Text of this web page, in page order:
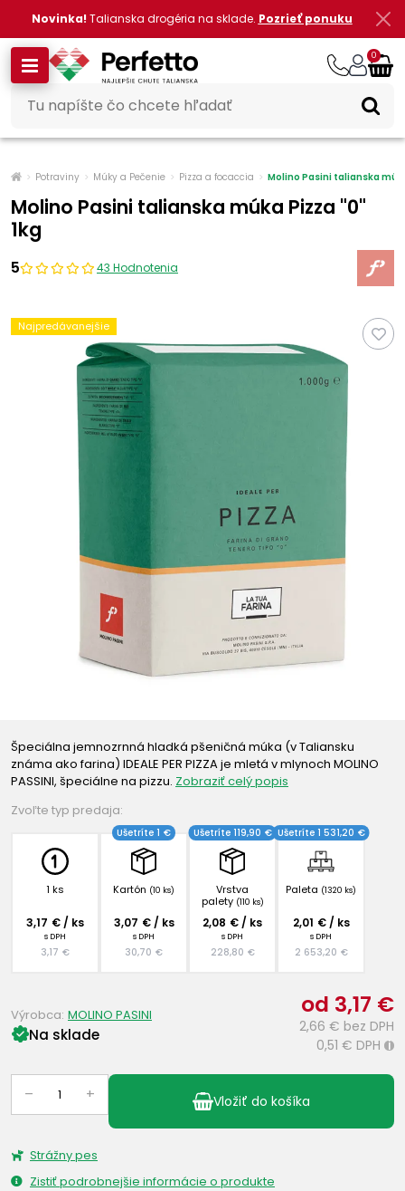
Novinka! Talianska drogéria na sklade. Pozrieť ponuku
0
Potraviny Múky a Pečenie Pizza a focaccia Molino Pasini talianska
Molino Pasini talianska múka Pizza "0"
1kg
5 43 Hodnotenia
Najpredávanejšie
Špeciálna jemnozrnná hladká pšeničná múka (v Taliansku
známa ako farina) IDEALE PER PIZZA je mletá v mlynoch MOLINO
PASSINI, špeciálne na pizzu. Zobraziť celý popis
Zvoľte typ predaja:
1 ks
3,17 € / ks
s DPH
3,17 €
Kartón (10 ks)
Ušetríte 1 €
3,07 € / ks
s DPH
30,70 €
Vrstva
palety (110 ks)
Ušetríte 119,90 €
2,08 € / ks
s DPH
228,80 €
Paleta (1320 ks)
Ušetríte 1 531,20 €
2,01 € / ks
s DPH
2 653,20 €
od 3,17 €
2,66 € bez DPH
0,51 € DPH i
Na sklade
Výrobca: MOLINO PASINI
– + Vložiť do košíka
Strážny pes
Zistiť podrobnejšie informácie o produkte